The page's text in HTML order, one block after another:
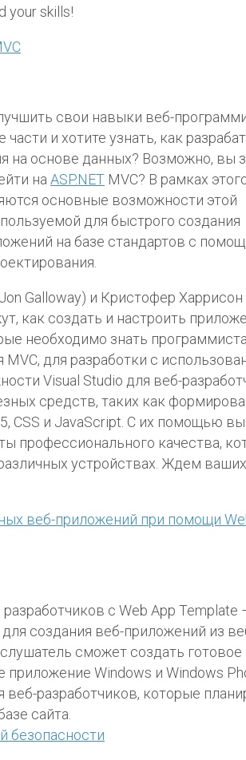
your skills!
свои навыки веб-
и хотите узнать, как
на основе данных? Возможно, вы
на ASP.NET MVC? В рамках
основные возможности этой
для быстрого создания
на базе стандартов с
Galloway) и Кристофер Харрисон
как создать и настроить
необходимо знать
для разработки с
Visual Studio для веб-
средств, таких как
CSS и JavaScript. С их помощью
профессионального качества,
устройствах. Ждем
веб-приложений при помощи
с Web App Template
создания веб-приложений из
сможет создать готовое
приложение Windows и Windows
веб-разработчиков, которые
сайта.
безопасности